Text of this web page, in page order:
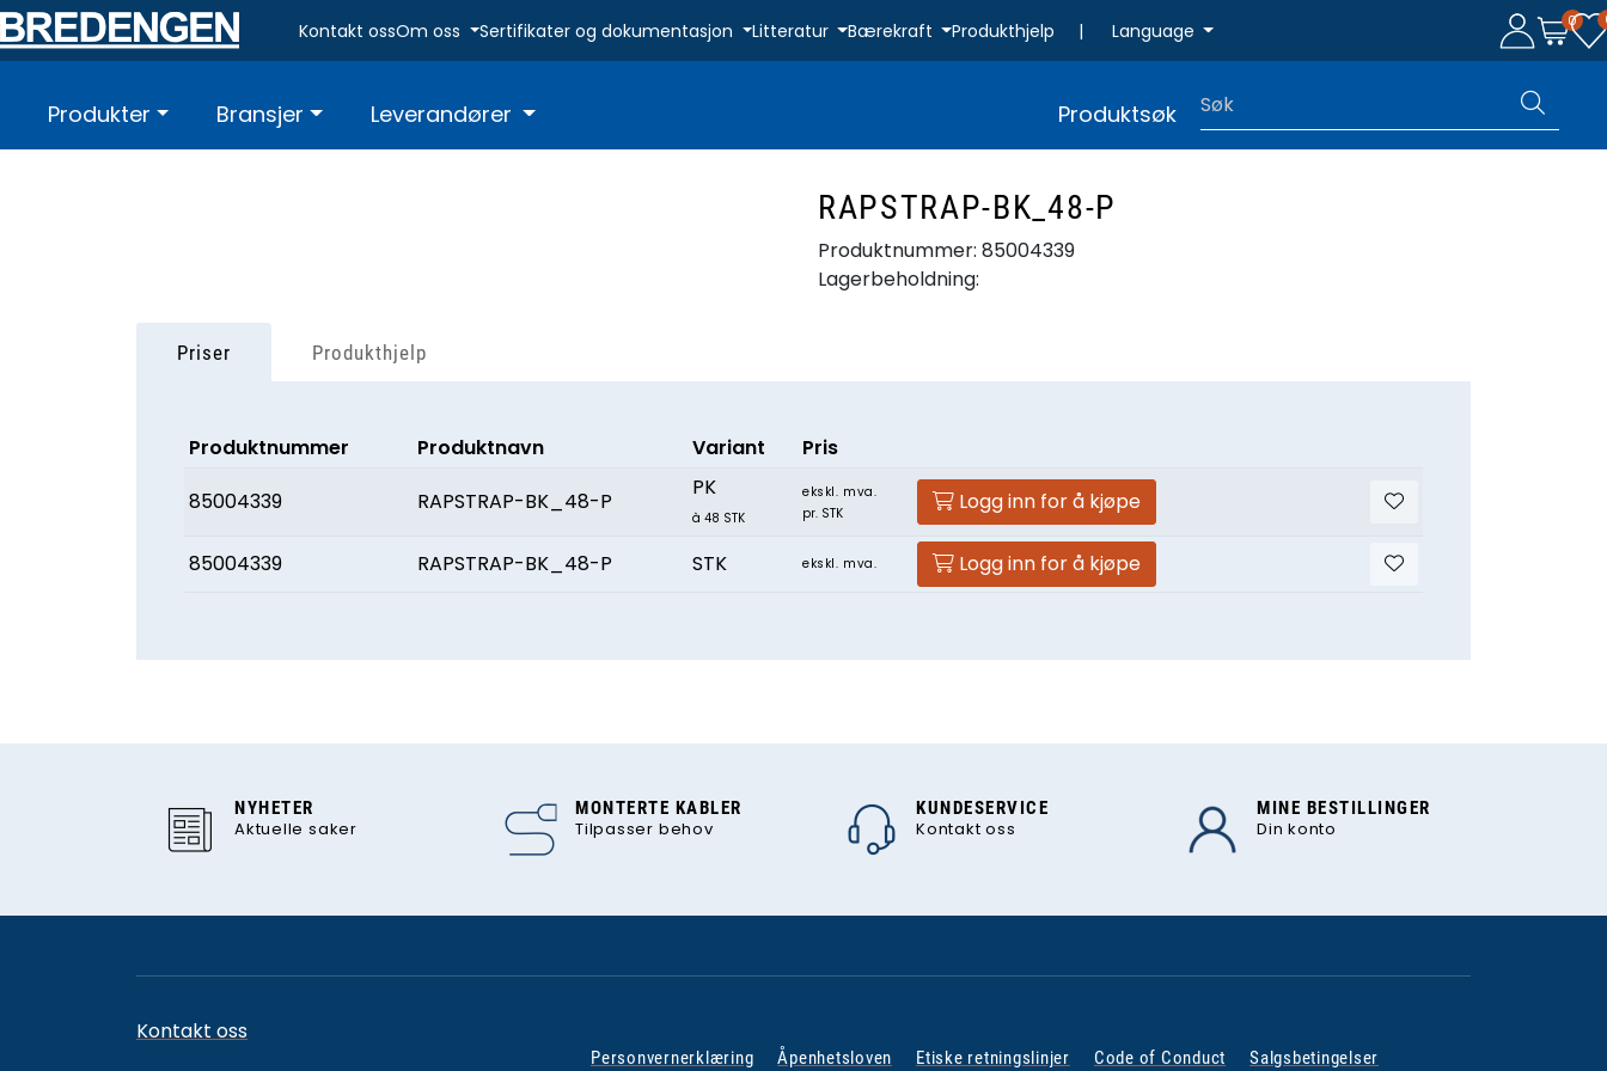
Skip to main content
Kontakt ossOm oss Sertifikater og dokumentasjon Litteratur Bærekraft Produkthjelp | Language 0
Produkter Bransjer Leverandører Produktsøk
RAPSTRAP-BK_48-P
Produktnummer: 85004339
Lagerbeholdning:
Priser Produkthjelp
Produktnummer Produktnavn Variant
Pris
85004339
RAPSTRAP-BK_48-P
PK
à 48 STK
ekskl. mva.
pr. STK
Logg inn for å kjøpe
85004339 RAPSTRAP-BK_48-P STK ekskl. mva. Logg inn for å kjøpe
NYHETER
Aktuelle saker
MONTERTE KABLER
Tilpasser behov
KUNDESERVICE
Kontakt oss
MINE BESTILLINGER
Din konto
Kontakt oss
Personvernerklæring Åpenhetsloven Etiske retningslinjer Code of Conduct Salgsbetingelser